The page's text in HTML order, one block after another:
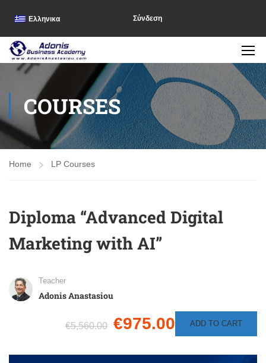
Ελληνικα Σύνδεση
COURSES
Home LP Courses
Diploma “Advanced Digital
Marketing with AI”
Teacher
Adonis Anastasiou
€5,560.00 €975.00 ADD TO CART